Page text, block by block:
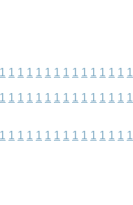
1 1 1 1 1 1 1 1 1 1 1 1 1 1 1
1 1 1 1 1 1 1 1 1 1 1 1 1 1 1
1 1 1 1 1 1 1 1 1 1 1 1 1 1 1